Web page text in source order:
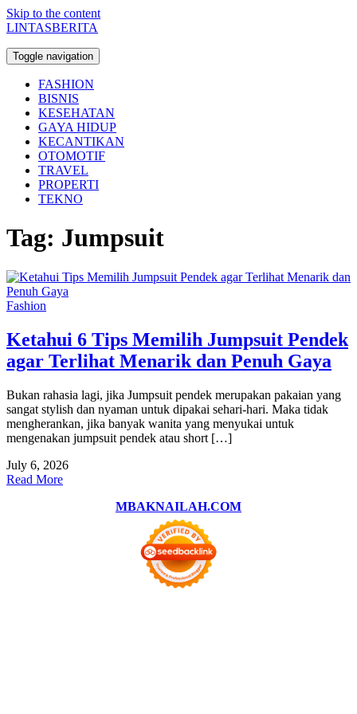
Skip to the content
LINTASBERITA
Toggle navigation
FASHION
BISNIS
KESEHATAN
GAYA HIDUP
KECANTIKAN
OTOMOTIF
TRAVEL
PROPERTI
TEKNO
Tag: Jumpsuit
Fashion
Ketahui 6 Tips Memilih Jumpsuit Pendek
agar Terlihat Menarik dan Penuh Gaya
Bukan rahasia lagi, jika Jumpsuit pendek merupakan pakaian yang
sangat stylish dan nyaman untuk dipakai sehari-hari. Maka tidak
mengherankan, jika banyak wanita yang menyukai untuk
mengenakan jumpsuit pendek atau short […]
July 6, 2026
Read More
MBAKNAILAH.COM